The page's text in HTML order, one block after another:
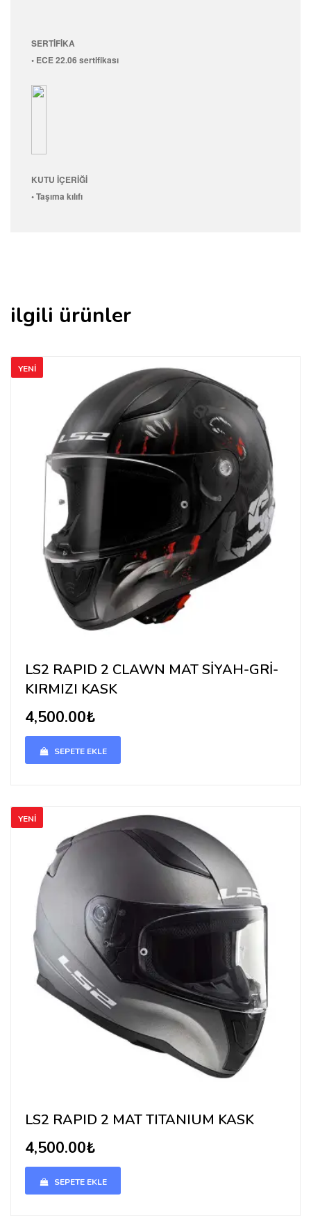
SERTİFİKA
• ECE 22.06 sertifikası
KUTU İÇERİĞİ
• Taşıma kılıfı
ilgili ürünler
YENI
LS2 RAPID 2 CLAWN MAT SİYAH-GRİ-
KIRMIZI KASK
4,500.00₺
SEPETE EKLE
YENI
LS2 RAPID 2 MAT TITANIUM KASK
4,500.00₺
SEPETE EKLE